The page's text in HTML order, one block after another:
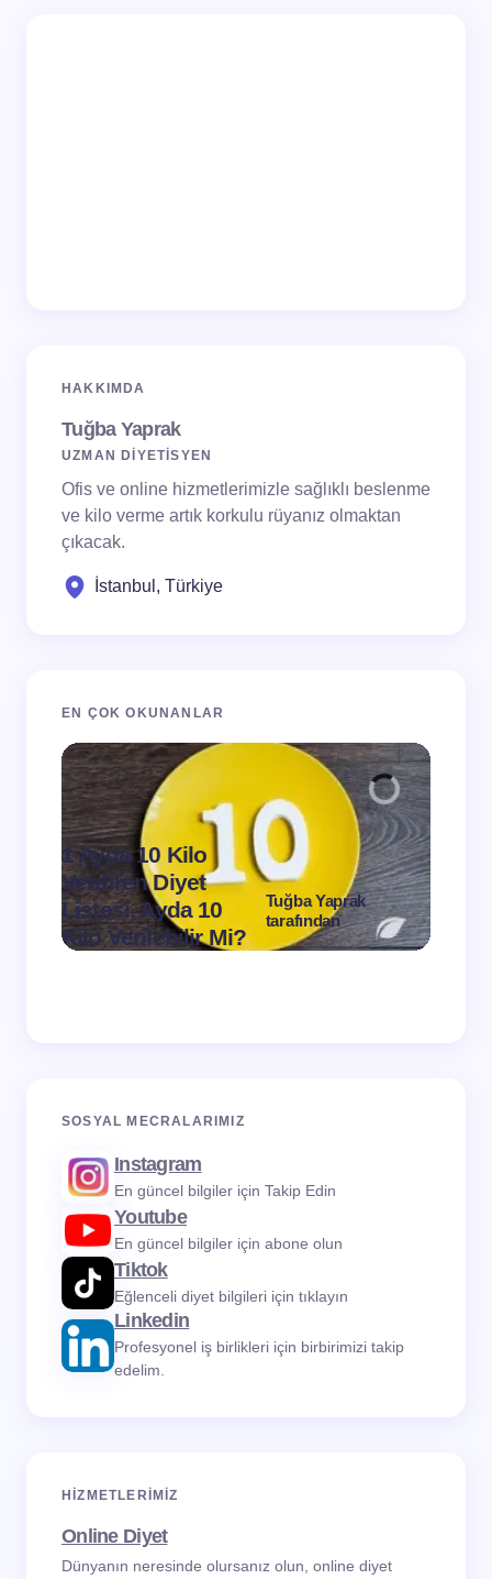
HAKKIMDA
Tuğba Yaprak
UZMAN DİYETİSYEN
Ofis ve online hizmetlerimizle sağlıklı beslenme
ve kilo verme artık korkulu rüyanız olmaktan
çıkacak.
İstanbul, Türkiye
EN ÇOK OKUNANLAR
1 Ayda 10 Kilo
Verdiren Diyet
Listesi, Ayda 10
Kilo Verilebilir Mi?
Tuğba Yaprak
tarafından
on Mart 11, 2024
SOSYAL MECRALARIMIZ
Instagram
En güncel bilgiler için Takip Edin
Youtube
En güncel bilgiler için abone olun
Tiktok
Eğlenceli diyet bilgileri için tıklayın
Linkedin
Profesyonel iş birlikleri için birbirimizi takip
edelim.
HIZMETLERIMIZ
Online Diyet
Dünyanın neresinde olursanız olun, online diyet